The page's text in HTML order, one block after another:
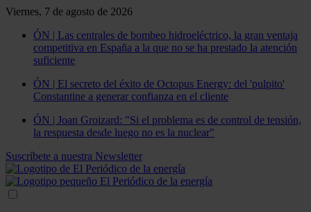
Viernes, 7 de agosto de 2026
ÓN | Las centrales de bombeo hidroeléctrico, la gran ventaja
competitiva en España a la que no se ha prestado la atención
suficiente
ÓN | El secreto del éxito de Octopus Energy: del 'pulpito'
Constantine a generar confianza en el cliente
ÓN | Joan Groizard: "Si el problema es de control de tensión,
la respuesta desde luego no es la nuclear"
Suscríbete a nuestra Newsletter